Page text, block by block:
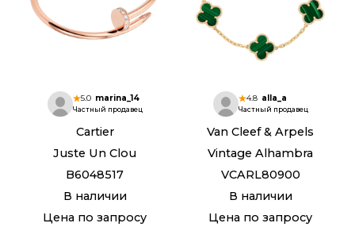
5.0 marina_14
Частный продавец
Cartier
Juste Un Clou
B6048517
В наличии
Цена по запросу
4.8 alla_a
Частный продавец
Van Cleef & Arpels
Vintage Alhambra
VCARL80900
В наличии
Цена по запросу